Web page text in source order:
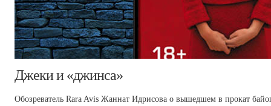
​Джеки и «джинса»
Обозреватель Rara Avis Жаннат Идрисова о вышедшем в прокат